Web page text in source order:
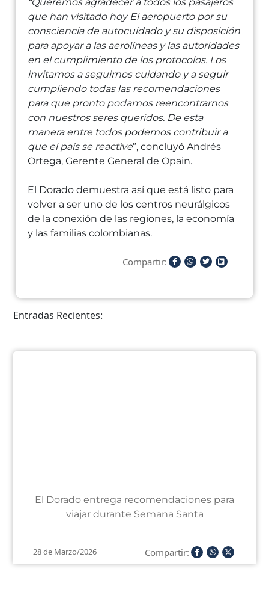
que han visitado hoy El aeropuerto por su
consciencia de autocuidado y su disposición
para apoyar a las aerolíneas y las autoridades
en el cumplimiento de los protocolos. Los
invitamos a seguirnos cuidando y a seguir
cumpliendo todas las recomendaciones
para que pronto podamos reencontrarnos
con nuestros seres queridos. De esta
manera entre todos podemos contribuir a
que el país se reactive”, concluyó Andrés
Ortega, Gerente General de Opain.
El Dorado demuestra así que está listo para
volver a ser uno de los centros neurálgicos
de la conexión de las regiones, la economía
y las familias colombianas.
Compartir:
Entradas Recientes:
El Dorado entrega recomendaciones para
viajar durante Semana Santa
28 de Marzo/2026 Compartir: